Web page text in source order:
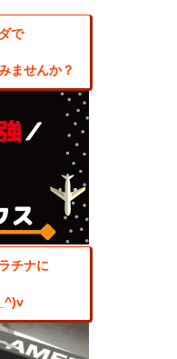
で
ませんか？
チナに